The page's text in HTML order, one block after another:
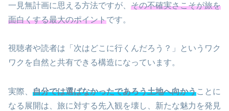
一見無計画に思える方法ですが、 その不確実さこそが旅を
面白くする最大のポイントです。
視聴者や読者は「次はどこに行くんだろう？」というワク
ワクを自然と共有できる構造になっています。
実際、 自分では選ばなかったであろう土地へ向かうことに
なる展開は、旅に対する先入観を壊し、新たな魅力を発見